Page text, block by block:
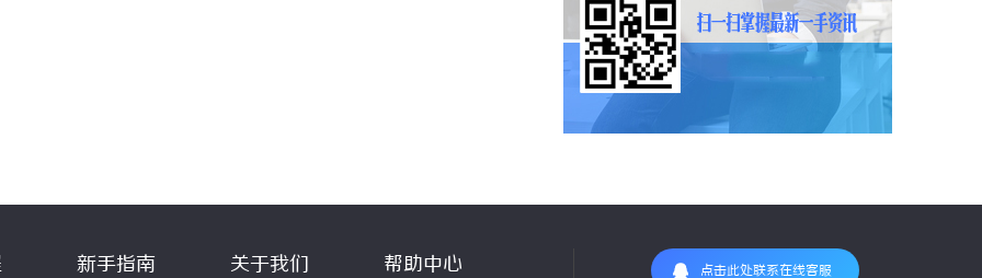
新手指南 关于我们 帮助中心 点击此处联系在线客服